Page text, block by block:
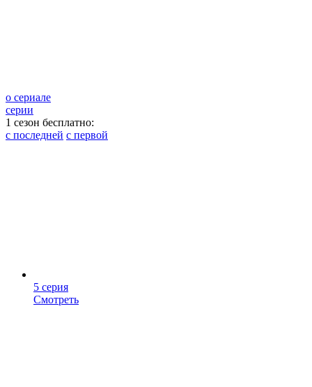
о сериале
серии
1 сезон бесплатно:
с последней с первой
5 серия
Смотреть